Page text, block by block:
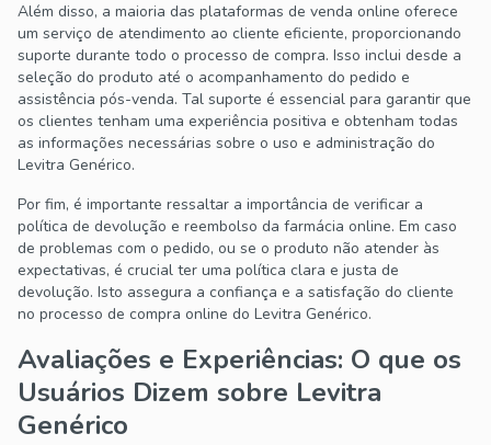
Além disso, a maioria das plataformas de venda online oferece
um serviço de atendimento ao cliente eficiente, proporcionando
suporte durante todo o processo de compra. Isso inclui desde a
seleção do produto até o acompanhamento do pedido e
assistência pós-venda. Tal suporte é essencial para garantir que
os clientes tenham uma experiência positiva e obtenham todas
as informações necessárias sobre o uso e administração do
Levitra Genérico.
Por fim, é importante ressaltar a importância de verificar a
política de devolução e reembolso da farmácia online. Em caso
de problemas com o pedido, ou se o produto não atender às
expectativas, é crucial ter uma política clara e justa de
devolução. Isto assegura a confiança e a satisfação do cliente
no processo de compra online do Levitra Genérico.
Avaliações e Experiências: O que os
Usuários Dizem sobre Levitra
Genérico